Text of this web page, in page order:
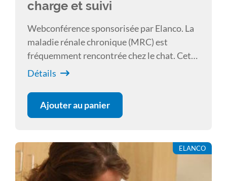
charge et suivi
Webconférence sponsorisée par Elanco. La
maladie rénale chronique (MRC) est
fréquemment rencontrée chez le chat. Cette
conférence a pour objectif de présenter la
azotémique, les éléments à prendre en
considération pour être en mesure de
au long cours de chaque chat malade rénal
chronique.
Détails
Ajouter au panier
ELANCO